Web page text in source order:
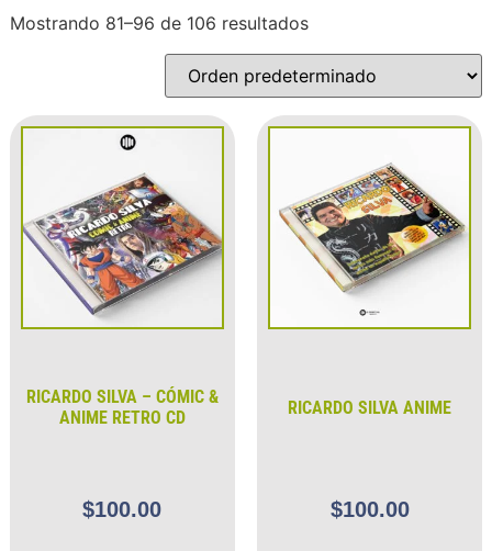
Mostrando 81–96 de 106 resultados
RICARDO SILVA – CÓMIC &
ANIME RETRO CD
$100.00
RICARDO SILVA ANIME
$100.00